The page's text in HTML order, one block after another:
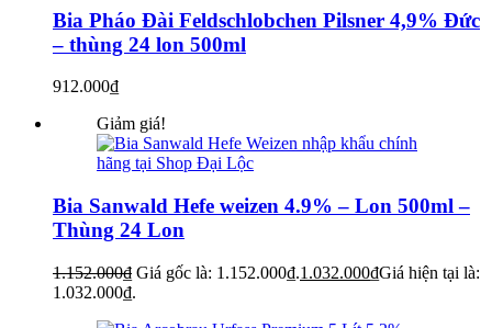
Bia Pháo Đài Feldschlobchen Pilsner 4,9% Đức
– thùng 24 lon 500ml
912.000₫
Giảm giá!
Bia Sanwald Hefe weizen 4.9% – Lon 500ml –
Thùng 24 Lon
1.152.000₫ Giá gốc là: 1.152.000₫.1.032.000₫Giá hiện tại là:
1.032.000₫.